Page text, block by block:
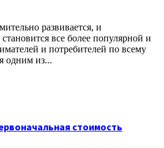
развивается, и
все более популярной и
и потребителей по всему
одним из...
стоимость